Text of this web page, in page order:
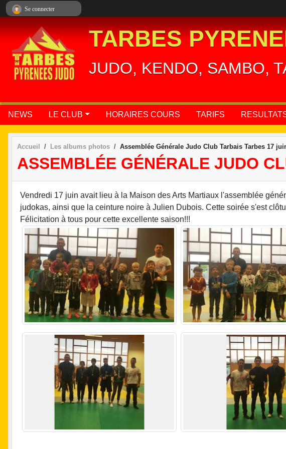
TARBES
JUDO, KENDO, SAMBO,
NEWS LE CLUB HORAIRES COURS TARIFS
Accueil Les albums photos Assemblée Générale Judo Club Tarbais Tarbes 17
ASSEMBLÉE GÉNÉRALE JUDO
Vendredi 17 juin avait lieu à la Maison des Arts Martiaux l'assemblée
judokas, ainsi que la ceinture noire à Julien Dubois. Cette soirée s'est
Félicitation à tous pour cette excellente saison!!!
Se connecter
Panneau de gestion des cookies